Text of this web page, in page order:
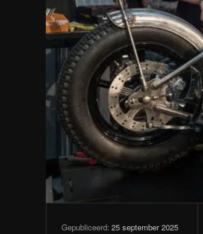
Gepubliceerd: 25 september 2025